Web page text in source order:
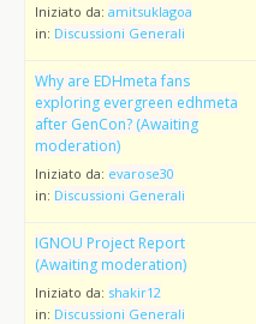
Iniziato da: amitsuklagoa
in: Discussioni Generali
Why are EDHmeta fans
exploring evergreen edhmeta
after GenCon? (Awaiting
moderation)
Iniziato da: evarose30
in: Discussioni Generali
IGNOU Project Report
(Awaiting moderation)
Iniziato da: shakir12
in: Discussioni Generali